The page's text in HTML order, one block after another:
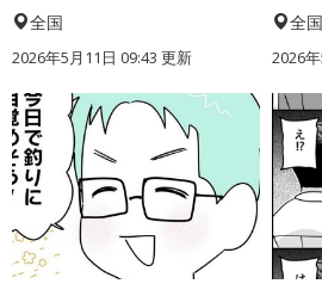
全国
2026年5月11日 09:43 更新
全国
2026